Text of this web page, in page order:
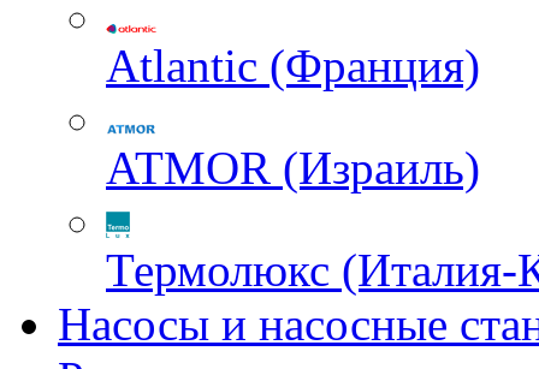
Atlantic (Франция)
ATMOR (Израиль)
Термолюкс (Италия-
Насосы и насосные